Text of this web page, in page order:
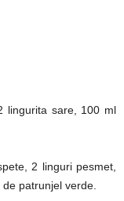
lingurita sare, 100 ml
2 linguri pesmet,
patrunjel verde.